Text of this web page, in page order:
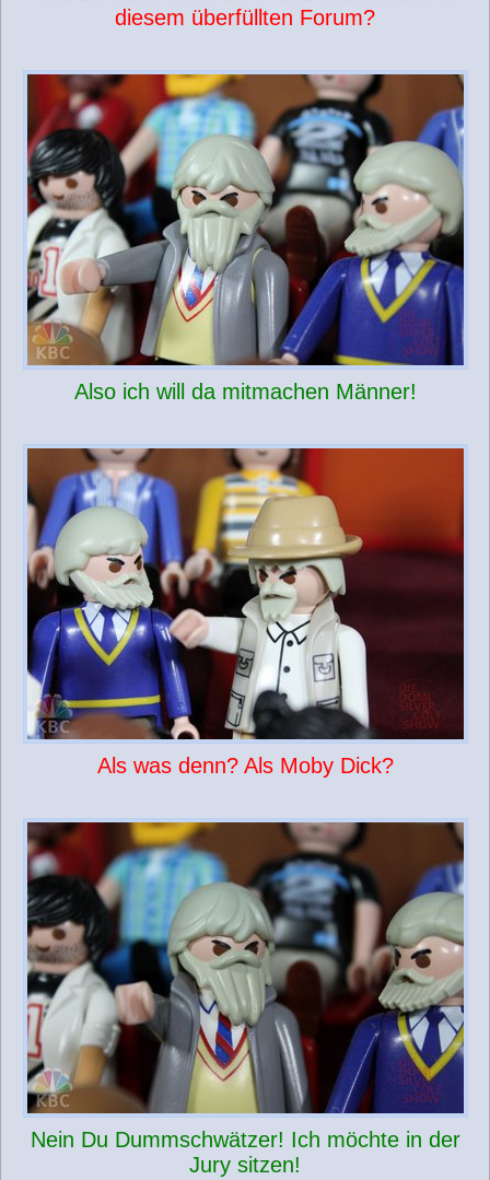
diesem überfüllten Forum?
Also ich will da mitmachen Männer!
Als was denn? Als Moby Dick?
Nein Du Dummschwätzer! Ich möchte in der
Jury sitzen!